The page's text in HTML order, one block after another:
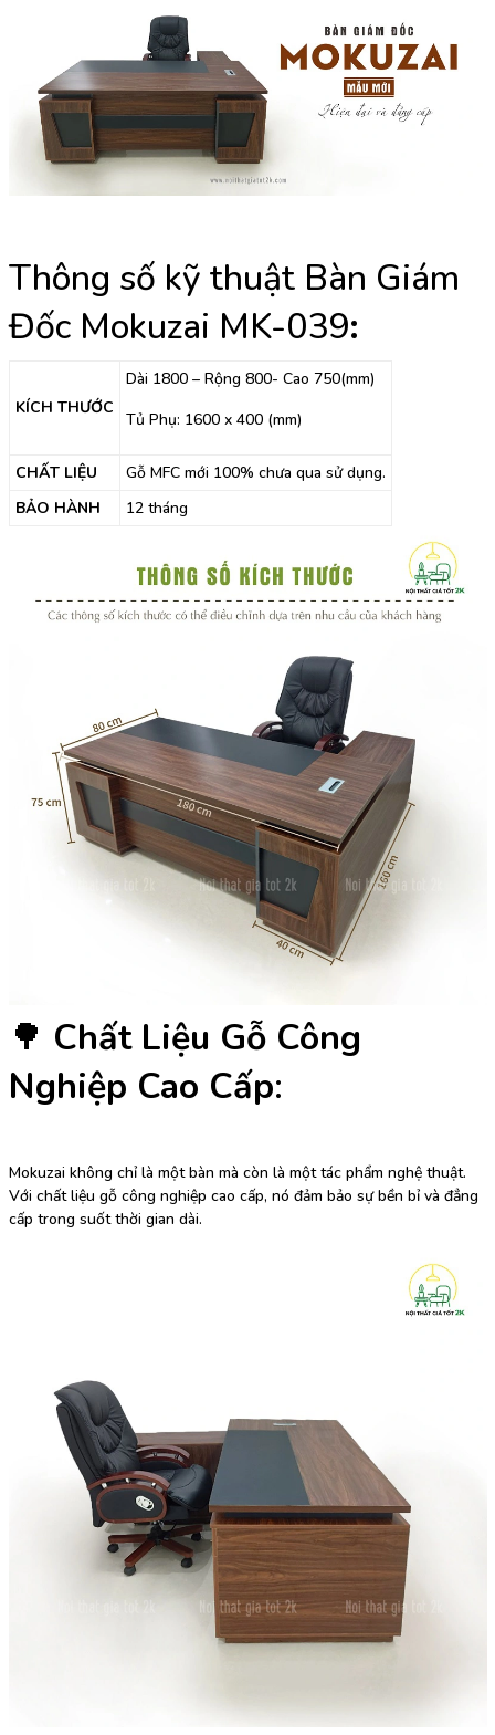
Thông số kỹ thuật Bàn Giám
Đốc Mokuzai MK-039:
KÍCH THƯỚC
Dài 1800 – Rộng 800- Cao 750(mm)
Tủ Phụ: 1600 x 400 (mm)
CHẤT LIỆU
Gỗ MFC mới 100% chưa qua sử dụng.
BẢO HÀNH
12 tháng
🌳 Chất Liệu Gỗ Công
Nghiệp Cao Cấp:
Mokuzai không chỉ là một bàn mà còn là một tác phẩm nghệ thuật.
Với chất liệu gỗ công nghiệp cao cấp, nó đảm bảo sự bền bỉ và đẳng
cấp trong suốt thời gian dài.